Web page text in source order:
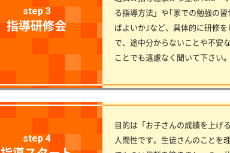
step 3
指導研修会
る指導方法」や｢家での勉強の
ばよいか｣など、具体的に研修
で、途中分からないことや不安
ことでも遠慮なく聞いて下さい。
step 4
目的は「お子さんの成績を上げ
人間性です。生徒さんのことを